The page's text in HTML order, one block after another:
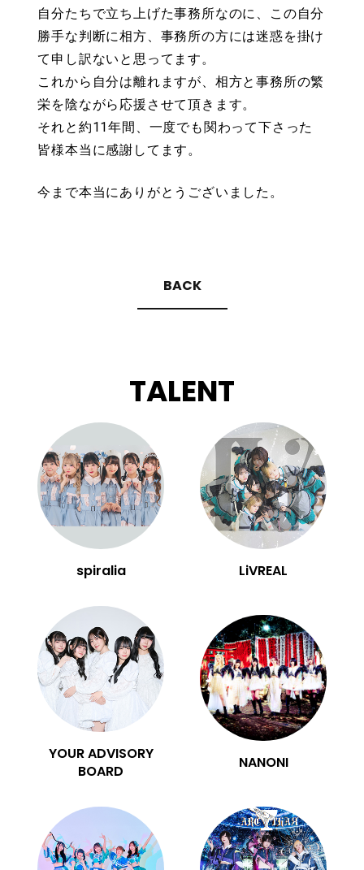
自分たちで立ち上げた事務所なのに、この自分
勝手な判断に相方、事務所の方には迷惑を掛け
て申し訳ないと思ってます。
これから自分は離れますが、相方と事務所の繁
栄を陰ながら応援させて頂きます。
それと約11年間、一度でも関わって下さった
皆様本当に感謝してます。
今まで本当にありがとうございました。
BACK
TALENT
spiralia LiVREAL
YOUR ADVISORY
BOARD
NANONI